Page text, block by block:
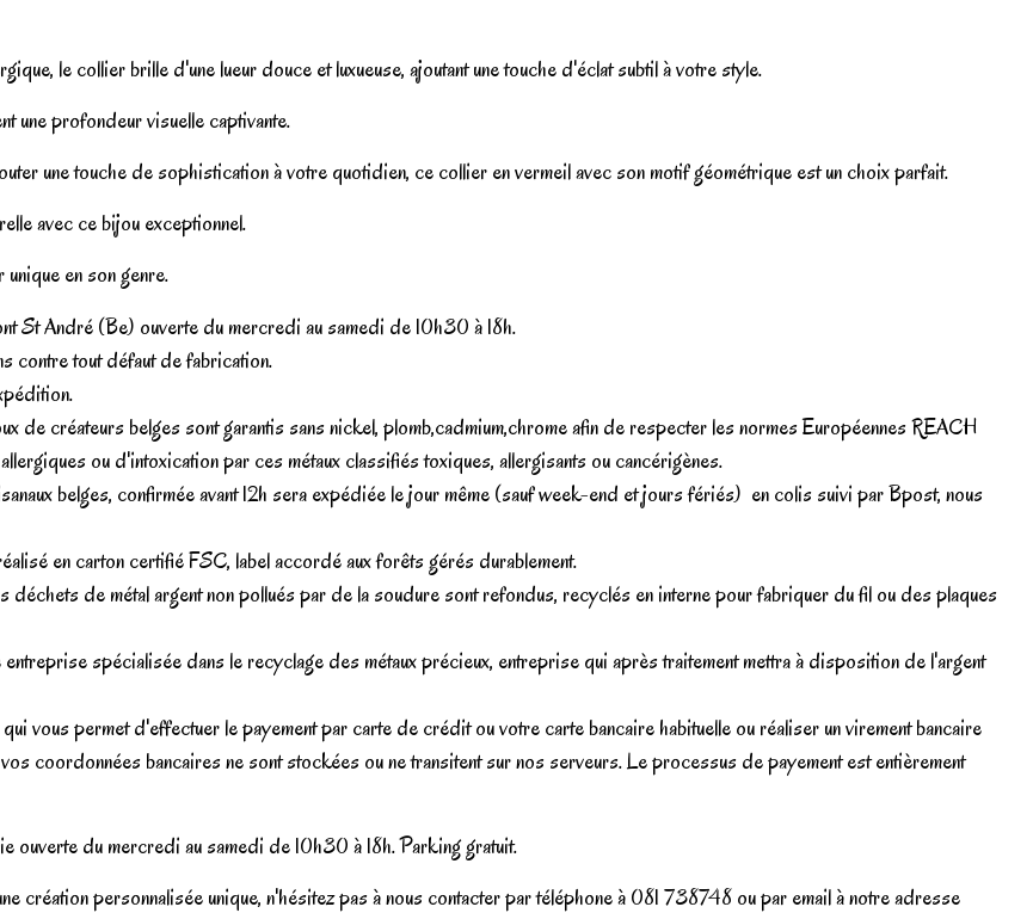
le collier brille d'une lueur douce et luxueuse, ajoutant une touche d'éclat subtil à votre style.
une profondeur visuelle captivante.
une touche de sophistication à votre quotidien, ce collier en vermeil avec son motif géométrique est un choix parfait.
avec ce bijou exceptionnel.
en son genre.
St André (Be) ouverte du mercredi au samedi de 10h30 à 18h.
contre tout défaut de fabrication.
de créateurs belges sont garantis sans nickel, plomb,cadmium,chrome afin de respecter les normes Européennes REACH
ou d'intoxication par ces métaux classifiés toxiques, allergisants ou cancérigènes.
belges, confirmée avant 12h sera expédiée le jour même (sauf week-end et jours fériés) en colis suivi par Bpost, nous
en carton certifié FSC, label accordé aux forêts gérés durablement.
déchets de métal argent non pollués par de la soudure sont refondus, recyclés en interne pour fabriquer du fil ou des plaques
spécialisée dans le recyclage des métaux précieux, entreprise qui après traitement mettra à disposition de l'argent
vous permet d'effectuer le payement par carte de crédit ou votre carte bancaire habituelle ou réaliser un virement bancaire
coordonnées bancaires ne sont stockées ou ne transitent sur nos serveurs. Le processus de payement est entièrement
du mercredi au samedi de 10h30 à 18h. Parking gratuit.
création personnalisée unique, n'hésitez pas à nous contacter par téléphone à 081 738748 ou par email à notre adresse